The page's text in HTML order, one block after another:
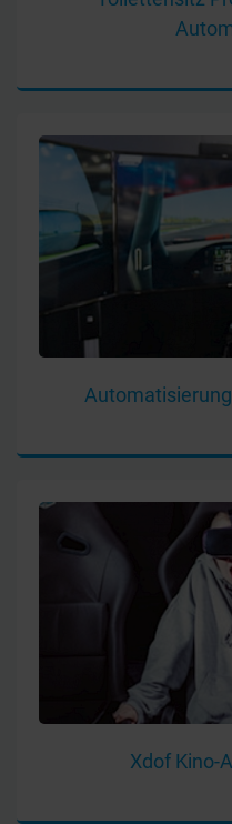
Xdof Kino-